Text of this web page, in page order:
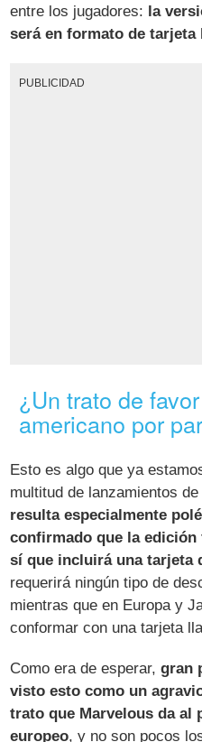
entre los jugadores: la
será en formato de tarjeta
PUBLICIDAD
¿Un trato de
americano por
Esto es algo que ya
multitud de lanzamientos
resulta especialmente
confirmado que la
sí que incluirá una tarjeta
requerirá ningún tipo de
mientras que en Europa y
conformar con una tarjeta
Como era de esperar,gran
visto esto como un
trato que Marvelous da al
europeo, y no son pocos